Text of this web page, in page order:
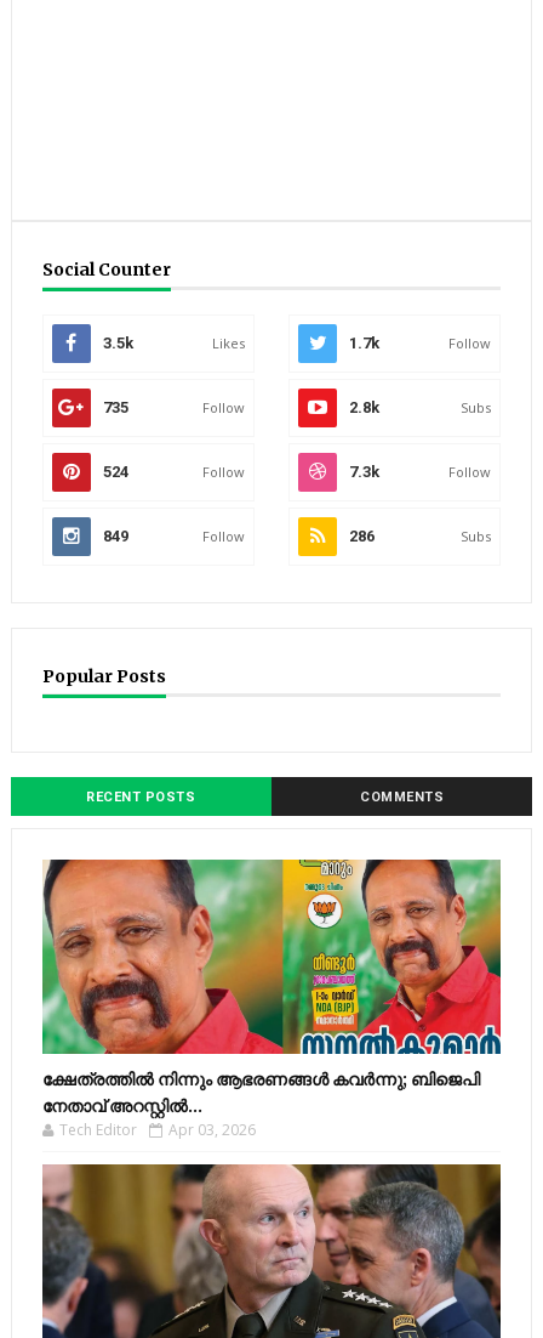
Social Counter
3.5k Likes 1.7k Follow
735 Follow 2.8k Subs
524 Follow 7.3k Follow
849 Follow 286 Subs
Popular Posts
RECENT POSTS COMMENTS
ക്ഷേത്രത്തിൽ നിന്നും ആഭരണങ്ങൾ കവർന്നു; ബിജെപി
നേതാവ് അറസ്റ്റിൽ...
Tech Editor Apr 03, 2026